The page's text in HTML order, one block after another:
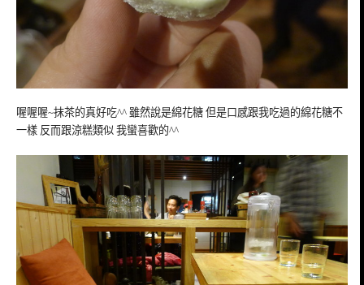
喔喔喔~抹茶的真好吃^^ 雖然說是綿花糖 但是口感跟我吃過的綿花糖不
一樣 反而跟涼糕類似 我蠻喜歡的^^